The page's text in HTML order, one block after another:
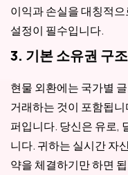
이익과 손실을 대칭적
설정이 필수입니다.
3. 기본 소유권 구조
현물 외환에는 국가별
거래하는 것이 포함됩
퍼입니다. 당신은 유로,
니다. 귀하는 실시간 자
약을 체결하기만 하면